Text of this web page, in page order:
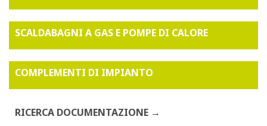
SCALDABAGNI A GAS E POMPE DI CALORE
COMPLEMENTI DI IMPIANTO
RICERCA DOCUMENTAZIONE